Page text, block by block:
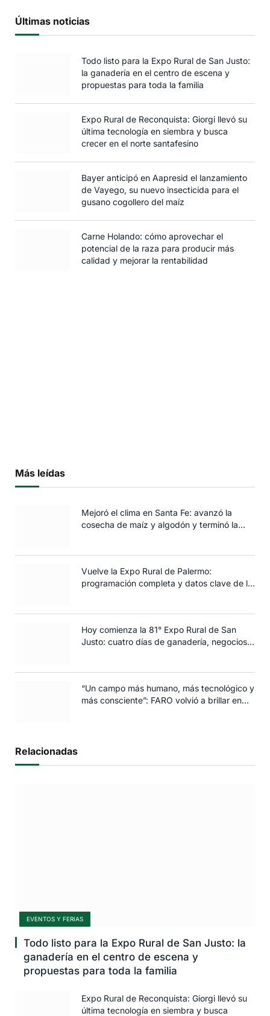
Últimas noticias
Todo listo para la Expo Rural de San Justo:
la ganadería en el centro de escena y
propuestas para toda la familia
Expo Rural de Reconquista: Giorgi llevó su
última tecnología en siembra y busca
crecer en el norte santafesino
Bayer anticipó en Aapresid el lanzamiento
de Vayego, su nuevo insecticida para el
gusano cogollero del maíz
Carne Holando: cómo aprovechar el
potencial de la raza para producir más
calidad y mejorar la rentabilidad
Más leídas
Mejoró el clima en Santa Fe: avanzó la
cosecha de maíz y algodón y terminó la
Vuelve la Expo Rural de Palermo:
programación completa y datos clave de la
Hoy comienza la 81° Expo Rural de San
Justo: cuatro días de ganadería, negocios y
“Un campo más humano, más tecnológico y
más consciente”: FARO volvió a brillar en
Relacionadas
EVENTOS Y FERIAS
Todo listo para la Expo Rural de San Justo: la
ganadería en el centro de escena y
propuestas para toda la familia
Expo Rural de Reconquista: Giorgi llevó su
última tecnología en siembra y busca